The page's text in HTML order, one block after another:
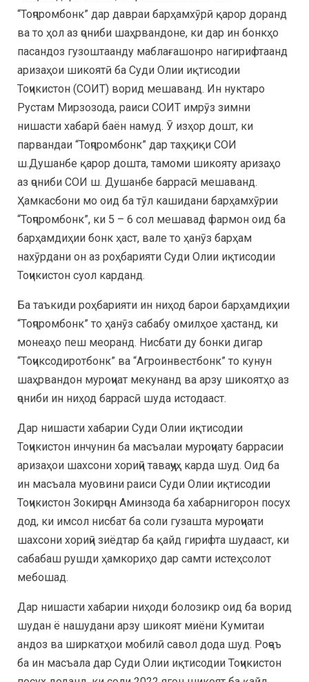
“Тоҷпромбонк” дар давраи барҳамхӯрӣ қарор доранд
ва то ҳол аз ҷониби шаҳрвандоне, ки дар ин бонкҳо
пасандоз гузоштаанду маблағашонро нагирифтаанд
аризаҳои шикоятӣ ба Суди Олии иқтисодии
Тоҷикистон (СОИТ) ворид мешаванд. Ин нуктаро
Рустам Мирзозода, раиси СОИТ имрӯз зимни
нишасти хабарӣ баён намуд. Ӯ изҳор дошт, ки
парвандаи “Тоҷпромбонк” дар таҳқиқи СОИ
ш.Душанбе қарор дошта, тамоми шикояту аризаҳо
аз ҷониби СОИ ш. Душанбе баррасӣ мешаванд.
Ҳамкасбони мо оид ба тӯл кашидани барҳамхӯрии
“Тоҷпромбонк”, ки 5 – 6 сол мешавад фармон оид ба
барҳамдиҳии бонк ҳаст, вале то ҳанӯз барҳам
нахӯрдани он аз роҳбарияти Суди Олии иқтисодии
Тоҷикистон суол карданд.
Ба таъкиди роҳбарияти ин ниҳод барои барҳамдиҳии
“Тоҷпромбонк” то ҳанӯз сабабу омилҳое ҳастанд, ки
монеаҳо пеш меоранд. Нисбати ду бонки дигар
“Тоҷиксодиротбонк” ва “Агроинвестбонк” то кунун
шаҳрвандон муроҷиат мекунанд ва арзу шикоятҳо аз
ҷониби ин ниҳод баррасӣ шуда истодааст.
Дар нишасти хабарии Суди Олии иқтисодии
Тоҷикистон инчунин ба масъалаи муроҷиату баррасии
аризаҳои шахсони хориҷӣ таваҷҷуҳ карда шуд. Оид ба
ин масъала муовини раиси Суди Олии иқтисодии
Тоҷикистон Зокирҷон Аминзода ба хабарнигорон посух
дод, ки имсол нисбат ба соли гузашта муроҷиати
шахсони хориҷӣ зиёдтар ба қайд гирифта шудааст, ки
сабабаш рушди ҳамкориҳо дар самти истеҳсолот
мебошад.
Дар нишасти хабарии ниҳоди болозикр оид ба ворид
шудан ё нашудани арзу шикоят миёни Кумитаи
андоз ва ширкатҳои мобилӣ савол дода шуд. Роҷеъ
ба ин масъала дар Суди Олии иқтисодии Тоҷикистон